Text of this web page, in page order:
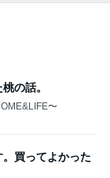
の話。
〜
買ってよかった